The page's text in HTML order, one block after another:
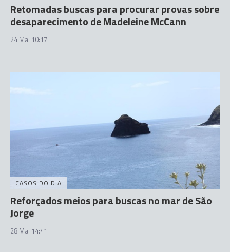
Retomadas buscas para procurar provas sobre
desaparecimento de Madeleine McCann
24 Mai 10:17
CASOS DO DIA
Reforçados meios para buscas no mar de São
Jorge
28 Mai 14:41